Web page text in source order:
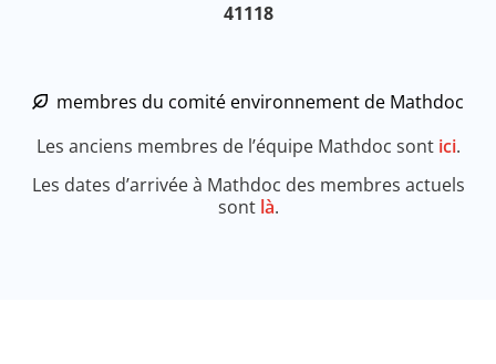
41118
membres du comité environnement de Mathdoc
Les anciens membres de l’équipe Mathdoc sont ici.
Les dates d’arrivée à Mathdoc des membres actuels
sont là.